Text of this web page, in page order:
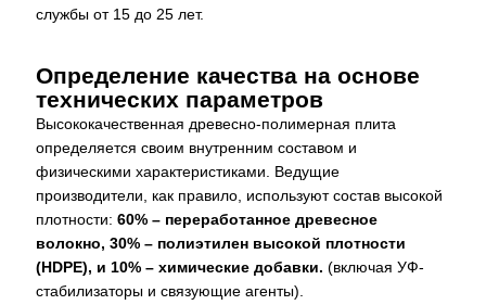
службы от 15 до 25 лет.
Определение качества на основе
технических параметров
Высококачественная древесно-полимерная плита
определяется своим внутренним составом и
физическими характеристиками. Ведущие
производители, как правило, используют состав высокой
плотности:60% – переработанное древесное
волокно, 30% – полиэтилен высокой плотности
(HDPE), и 10% – химические добавки. (включая УФ-
стабилизаторы и связующие агенты).